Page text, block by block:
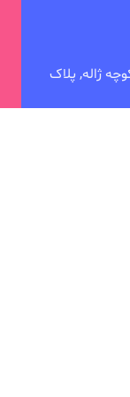
ژاله, پلاک